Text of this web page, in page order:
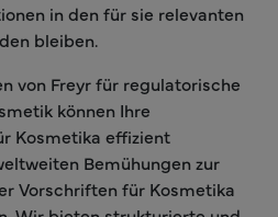
in den für sie relevanten
bleiben.
von Freyr für regulatorische
können Ihre
Kosmetika effizient
Bemühungen zur
Vorschriften für Kosmetika